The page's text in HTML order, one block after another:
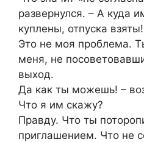
развернулся. – А куда
куплены, отпуска взяты!
Это не моя проблема.
меня, не
выход.
Да как ты можешь! –
Что я им скажу?
Правду. Что ты
приглашением. Что не